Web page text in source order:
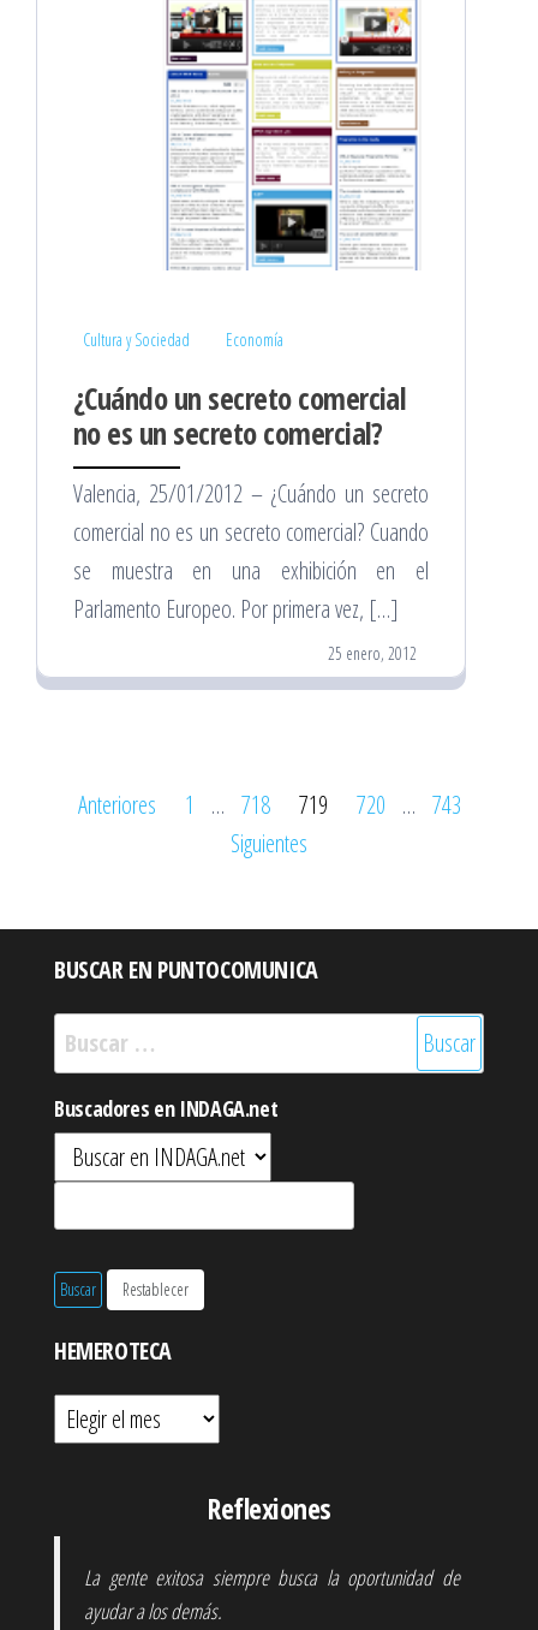
Cultura y Sociedad Economía
¿Cuándo un secreto comercial
no es un secreto comercial?
Valencia, 25/01/2012 – ¿Cuándo un secreto
comercial no es un secreto comercial? Cuando
se muestra en una exhibición en el
Parlamento Europeo. Por primera vez, […]
25 enero, 2012
Paginación
Anteriores 1 … 718 719 720 … 743
Siguientes
BUSCAR EN PUNTOCOMUNICA
Buscar:
Buscadores en INDAGA.net
HEMEROTECA
Hemeroteca
Reflexiones
La gente exitosa siempre busca la oportunidad de
ayudar a los demás.